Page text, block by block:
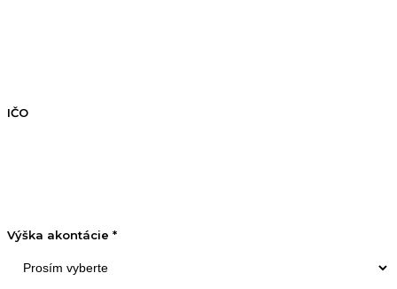
IČO
Výška akontácie *